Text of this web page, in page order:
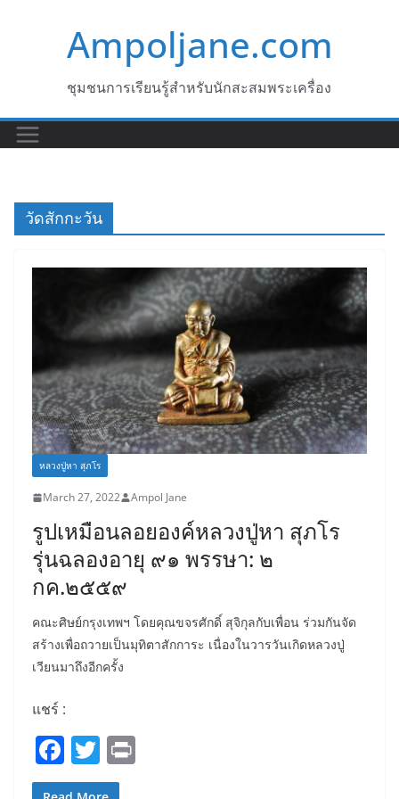
Ampoljane.com
ชุมชนการเรียนรู้สำหรับนักสะสมพระเครื่อง
วัดสักกะวัน
หลวงปู่หา สุภโร
March 27, 2022 Ampol Jane
รูปเหมือนลอยองค์หลวงปู่หา สุภโร
รุ่นฉลองอายุ ๙๑ พรรษา: ๒
กค.๒๕๕๙
คณะศิษย์กรุงเทพฯ โดยคุณขจรศักดิ์ สุจิกุลกับเพื่อน ร่วมกันจัด
สร้างเพื่อถวายเป็นมุทิตาสักการะ เนื่องในวารวันเกิดหลวงปู่
เวียนมาถึงอีกครั้ง
แชร์ :
F
a
T
w